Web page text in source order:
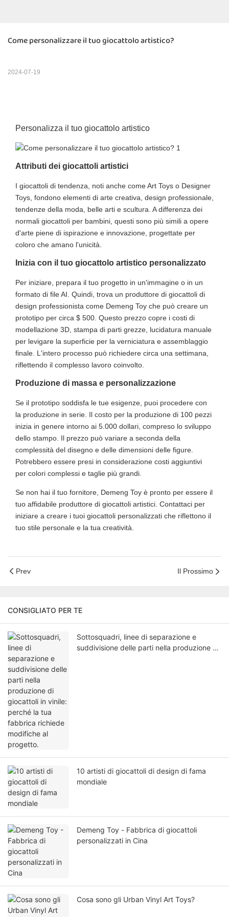
Come personalizzare il tuo giocattolo artistico?
2024-07-19
Personalizza il tuo giocattolo artistico
Attributi dei giocattoli artistici
I giocattoli di tendenza, noti anche come Art Toys o Designer
Toys, fondono elementi di arte creativa, design professionale,
tendenze della moda, belle arti e scultura. A differenza dei
normali giocattoli per bambini, questi sono più simili a opere
d'arte piene di ispirazione e innovazione, progettate per
coloro che amano l'unicità.
Inizia con il tuo giocattolo artistico personalizzato
Per iniziare, prepara il tuo progetto in un'immagine o in un
formato di file AI. Quindi, trova un produttore di giocattoli di
design professionista come Demeng Toy che può creare un
prototipo per circa $ 500. Questo prezzo copre i costi di
modellazione 3D, stampa di parti grezze, lucidatura manuale
per levigare la superficie per la verniciatura e assemblaggio
finale. L'intero processo può richiedere circa una settimana,
riflettendo il complesso lavoro coinvolto.
Produzione di massa e personalizzazione
Se il prototipo soddisfa le tue esigenze, puoi procedere con
la produzione in serie. Il costo per la produzione di 100 pezzi
inizia in genere intorno ai 5.000 dollari, compreso lo sviluppo
dello stampo. Il prezzo può variare a seconda della
complessità del disegno e delle dimensioni delle figure.
Potrebbero essere presi in considerazione costi aggiuntivi
per colori complessi e taglie più grandi.
Se non hai il tuo fornitore, Demeng Toy è pronto per essere il
tuo affidabile produttore di giocattoli artistici. Contattaci per
iniziare a creare i tuoi giocattoli personalizzati che riflettono il
tuo stile personale e la tua creatività.
Prev Il Prossimo
CONSIGLIATO PER TE
Sottosquadri, linee di separazione e
suddivisione delle parti nella produzione di
10 artisti di giocattoli di design di fama
mondiale
Demeng Toy - Fabbrica di giocattoli
personalizzati in Cina
Cosa sono gli Urban Vinyl Art Toys?